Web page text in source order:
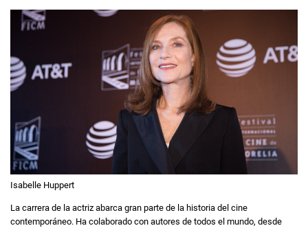
Isabelle Huppert
La carrera de la actriz abarca gran parte de la historia del cine
contemporáneo. Ha colaborado con autores de todos el mundo, desde